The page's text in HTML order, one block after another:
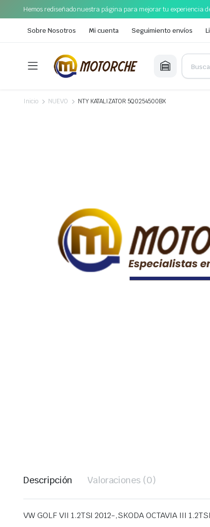
Hemos rediseñado nuestra página para mejorar tu experiencia
Sobre Nosotros Mi cuenta Seguimiento envíos
Inicio NUEVO NTY KATALIZATOR 5Q0254500BX
Descripción Valoraciones (0)
VW GOLF VII 1.2TSI 2012-,SKODA OCTAVIA III